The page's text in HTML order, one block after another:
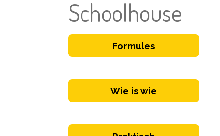
Schoolhouse
Formules
Wie is wie